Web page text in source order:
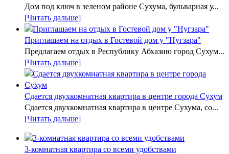
Дом под ключ в зеленом районе Сухума, бульварная у...
[Читать дальше]
Приглашаем на отдых в Гостевой дом у "Нугзара"
Предлагаем отдых в Республику Абхазию город Сухум...
[Читать дальше]
Сдается двухкомнатная квартира в центре города Сухум
Сдается двухкомнатная квартира в центре Сухума, со...
[Читать дальше]
3-комнатная квартира со всеми удобствами